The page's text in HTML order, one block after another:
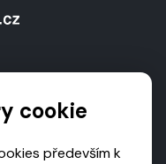
cookie
především k